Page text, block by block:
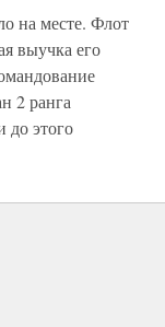
на месте. Флот
выучка его
2 ранга
до этого